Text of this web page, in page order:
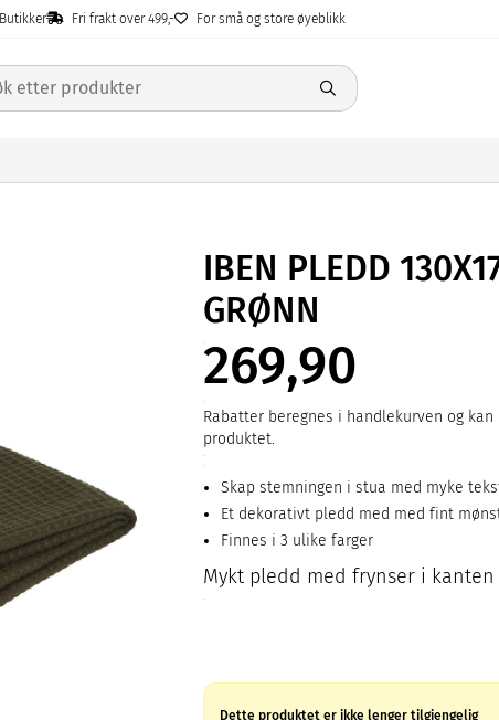
Butikker Fri frakt over 499,- For små og store øyeblikk
IBEN PLEDD
GRØNN
269,90
Rabatter beregnes i handlekurven og
produktet.
Skap stemningen i stua med myke
Et dekorativt pledd med med fint
Finnes i 3 ulike farger
Mykt pledd med frynser i kanten
Dette produktet er ikke lenger tilgjengelig